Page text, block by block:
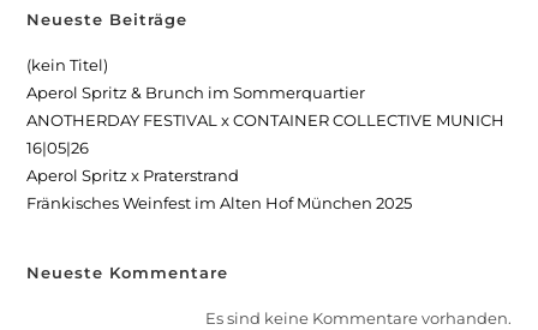
Neueste Beiträge
(kein Titel)
Aperol Spritz & Brunch im Sommerquartier
ANOTHERDAY FESTIVAL x CONTAINER COLLECTIVE MUNICH
16|05|26
Aperol Spritz x Praterstrand
Fränkisches Weinfest im Alten Hof München 2025
Neueste Kommentare
Es sind keine Kommentare vorhanden.